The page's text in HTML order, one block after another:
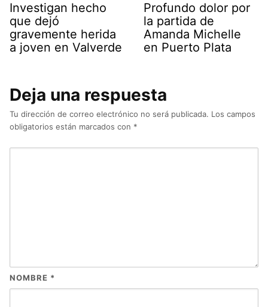
Investigan hecho
que dejó
gravemente herida
a joven en Valverde
Profundo dolor por
la partida de
Amanda Michelle
en Puerto Plata
Deja una respuesta
Tu dirección de correo electrónico no será publicada. Los campos
obligatorios están marcados con *
NOMBRE *